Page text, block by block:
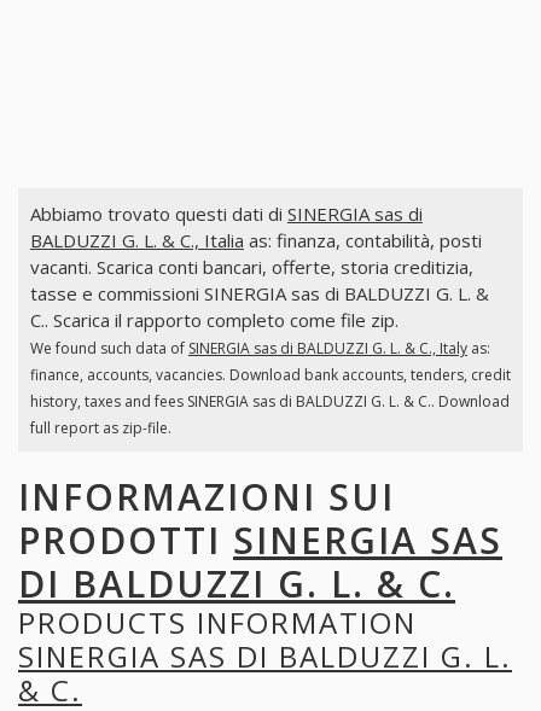
Abbiamo trovato questi dati di SINERGIA sas di
BALDUZZI G. L. & C., Italia as: finanza, contabilità, posti
vacanti. Scarica conti bancari, offerte, storia creditizia,
tasse e commissioni SINERGIA sas di BALDUZZI G. L. &
C.. Scarica il rapporto completo come file zip.
We found such data of SINERGIA sas di BALDUZZI G. L. & C., Italyas:
finance, accounts, vacancies. Download bank accounts, tenders, credit
history, taxes and fees SINERGIA sas di BALDUZZI G. L. & C.. Download
full report as zip-file.
INFORMAZIONI SUI
PRODOTTI SINERGIA SAS
DI BALDUZZI G. L. & C.
PRODUCTS INFORMATION
SINERGIA SAS DI BALDUZZI G. L.
& C.